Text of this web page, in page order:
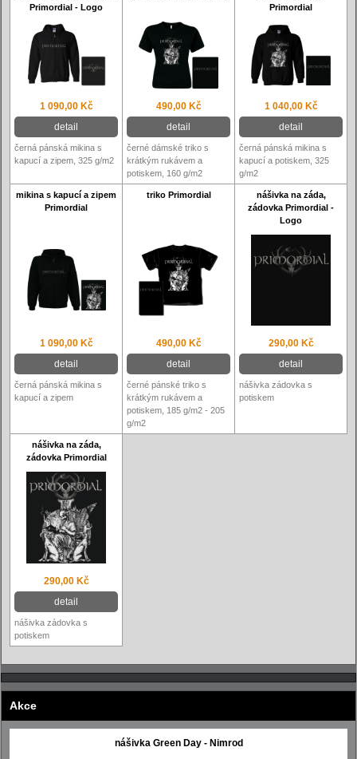
Primordial - Logo
Primordial
1 090,00 Kč
detail
490,00 Kč
detail
1 040,00 Kč
detail
černá pánská mikina s
kapucí a zipem, 325 g/m2
černé dámské triko s
krátkým rukávem a
potiskem, 160 g/m2
černá pánská mikina s
kapucí a potiskem, 325
g/m2
mikina s kapucí a zipem
Primordial
triko Primordial
nášivka na záda,
zádovka Primordial -
Logo
1 090,00 Kč
detail
490,00 Kč
detail
290,00 Kč
detail
černá pánská mikina s
kapucí a zipem
černé pánské triko s
krátkým rukávem a
potiskem, 185 g/m2 - 205
g/m2
nášivka zádovka s
potiskem
nášivka na záda,
zádovka Primordial
290,00 Kč
detail
nášivka zádovka s
potiskem
Akce
nášivka Green Day - Nimrod